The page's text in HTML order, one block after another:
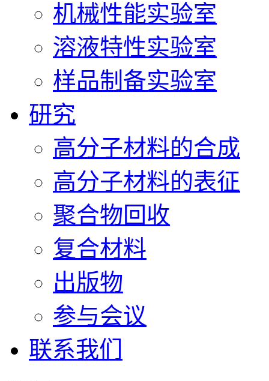
机械性能实验室
溶液特性实验室
样品制备实验室
研究
高分子材料的合成
高分子材料的表征
聚合物回收
复合材料
出版物
参与会议
联系我们